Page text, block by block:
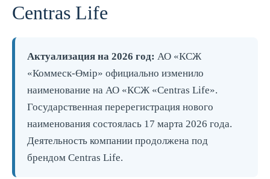
Centras Life
Актуализация на 2026 год: АО «КСЖ
«Коммеск-Өмiр» официально изменило
наименование на АО «КСЖ «Centras Life».
Государственная перерегистрация нового
наименования состоялась 17 марта 2026 года.
Деятельность компании продолжена под
брендом Centras Life.